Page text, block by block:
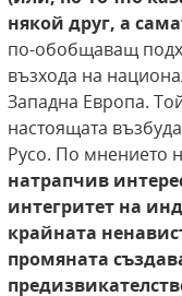
някой друг, а
по-обобщаващ
възхода на
Западна Европа.
настоящата
Русо. По мнението
натрапчив
интегритет на
крайната
промяната